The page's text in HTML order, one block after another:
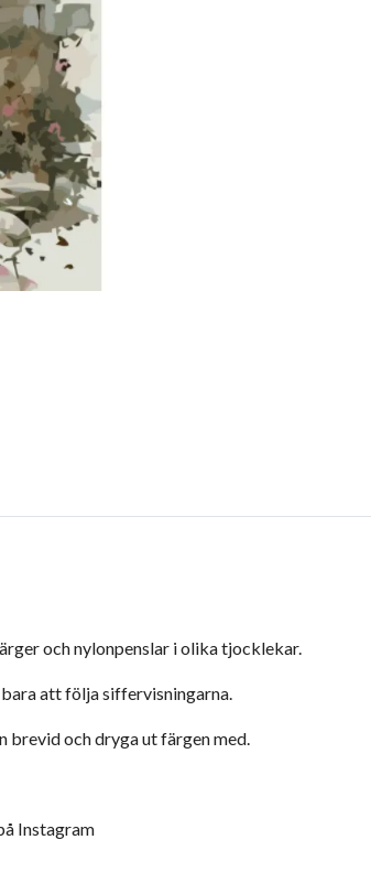
och nylonpenslar i olika tjocklekar.
att följa siffervisningarna.
brevid och dryga ut färgen med.
Instagram